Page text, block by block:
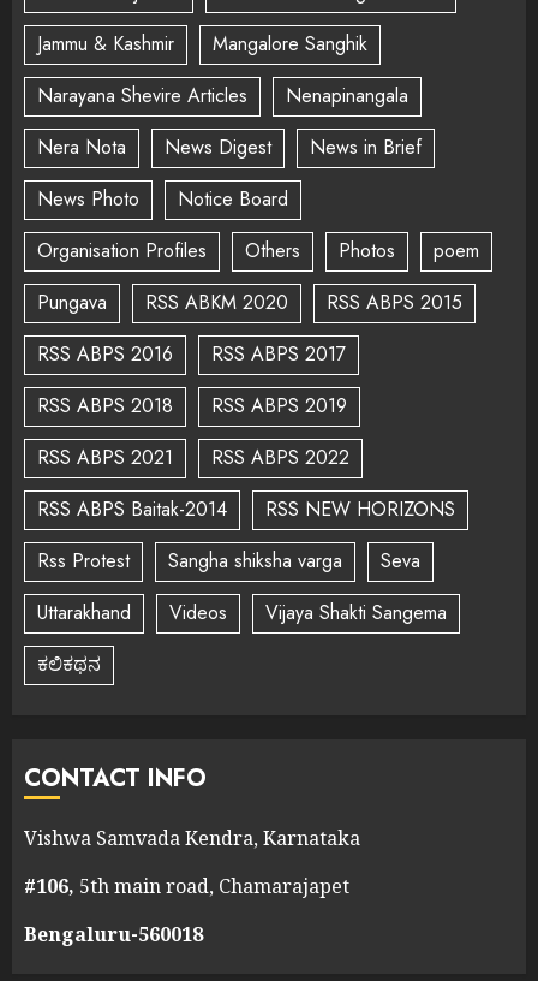
Jammu & Kashmir
Mangalore Sanghik
Narayana Shevire Articles
Nenapinangala
Nera Nota
News Digest
News in Brief
News Photo
Notice Board
Organisation Profiles
Others Photos
poem
Pungava
RSS ABKM 2020
RSS ABPS 2015
RSS ABPS 2016
RSS ABPS 2017
RSS ABPS 2018
RSS ABPS 2019
RSS ABPS 2021
RSS ABPS 2022
RSS ABPS Baitak-2014
RSS NEW HORIZONS
Rss Protest
Sangha shiksha varga
Seva
Uttarakhand
Videos
Vijaya Shakti Sangema
ಕಲಿಕಥನ
CONTACT INFO
Vishwa Samvada Kendra, Karnataka
#106, 5th main road, Chamarajapet
Bengaluru-560018